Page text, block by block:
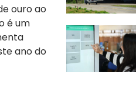
ouro ao
é um
ano do